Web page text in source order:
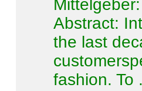
Abstract:
the last
fashion. To